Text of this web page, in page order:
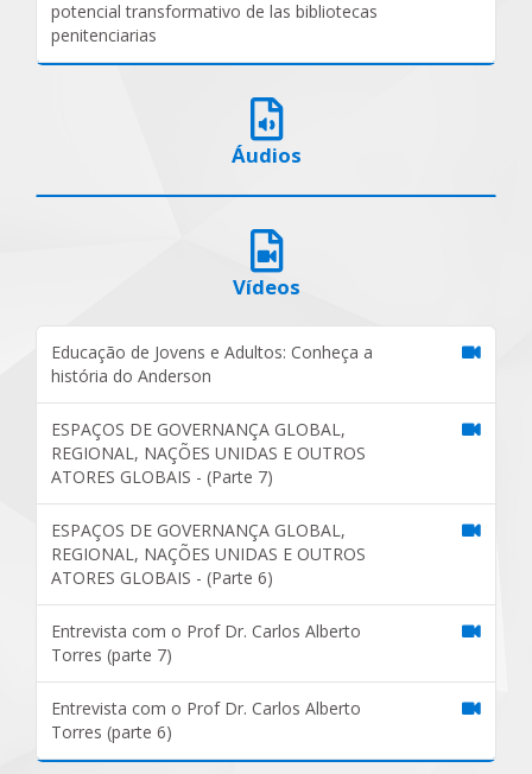
potencial transformativo de las bibliotecas
penitenciarias
Áudios
Vídeos
Educação de Jovens e Adultos: Conheça a
história do Anderson
ESPAÇOS DE GOVERNANÇA GLOBAL,
REGIONAL, NAÇÕES UNIDAS E OUTROS
ATORES GLOBAIS - (Parte 7)
ESPAÇOS DE GOVERNANÇA GLOBAL,
REGIONAL, NAÇÕES UNIDAS E OUTROS
ATORES GLOBAIS - (Parte 6)
Entrevista com o Prof Dr. Carlos Alberto
Torres (parte 7)
Entrevista com o Prof Dr. Carlos Alberto
Torres (parte 6)